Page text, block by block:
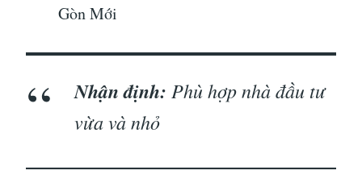
Gòn Mới
Nhận định: Phù hợp nhà đầu tư
vừa và nhỏ